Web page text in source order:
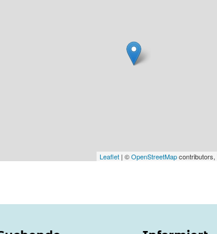
Leaflet | ©OpenStreetMap